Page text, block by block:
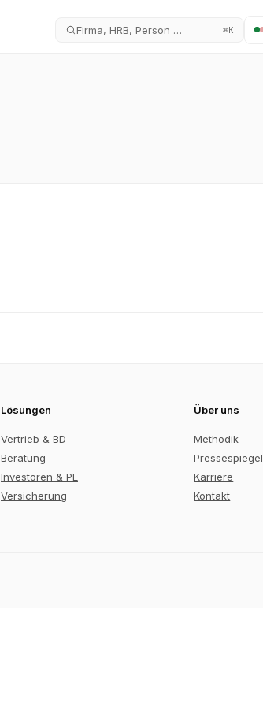
Firma, HRB, Person … ⌘K
Lösungen
Vertrieb & BD
Beratung
Investoren & PE
Versicherung
Über uns
Methodik
Pressespiegel
Karriere
Kontakt